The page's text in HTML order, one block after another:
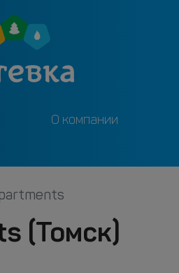
О компании
(Томск)